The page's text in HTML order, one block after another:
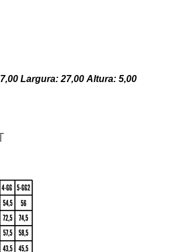
Largura: 27,00 Altura: 5,00